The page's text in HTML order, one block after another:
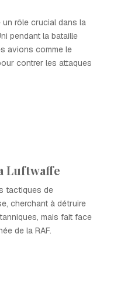
rôle crucial dans la
pendant la bataille
avions comme le
contrer les attaques
Luftwaffe
tactiques de
cherchant à détruire
mais fait face
de la RAF.